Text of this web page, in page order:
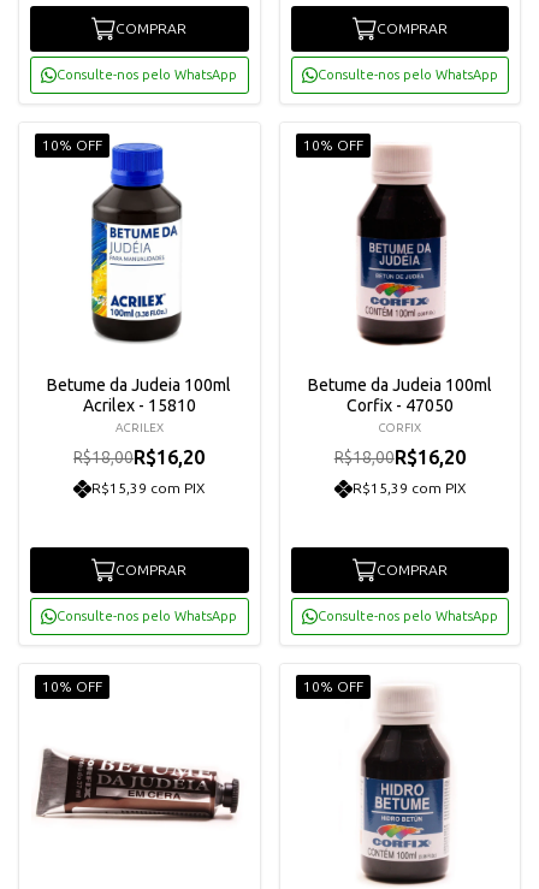
COMPRAR
Consulte-nos pelo WhatsApp
COMPRAR
Consulte-nos pelo WhatsApp
10% OFF
Betume da Judeia 100ml
Acrilex - 15810
ACRILEX
R$18,00R$16,20
R$15,39 com PIX
COMPRAR
Consulte-nos pelo WhatsApp
10% OFF
Betume da Judeia 100ml
Corfix - 47050
CORFIX
R$18,00R$16,20
R$15,39 com PIX
COMPRAR
Consulte-nos pelo WhatsApp
10% OFF 10% OFF